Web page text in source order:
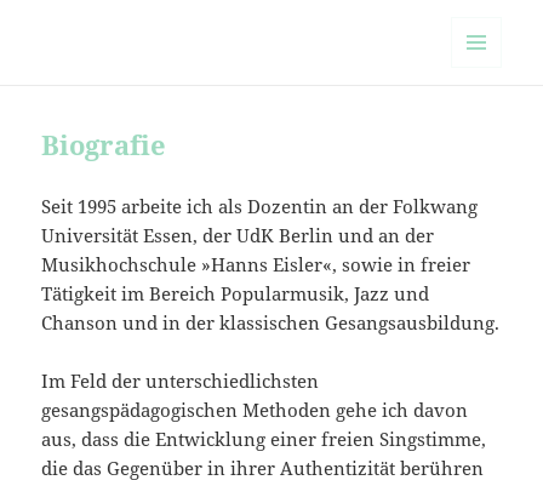
Biografie
Seit 1995 arbeite ich als Dozentin an der Folkwang
Universität Essen, der UdK Berlin und an der
Musikhochschule »Hanns Eisler«, sowie in freier
Tätigkeit im Bereich Popularmusik, Jazz und
Chanson und in der klassischen Gesangsausbildung.
Im Feld der unterschiedlichsten
gesangspädagogischen Methoden gehe ich davon
aus, dass die Entwicklung einer freien Singstimme,
die das Gegenüber in ihrer Authentizität berühren